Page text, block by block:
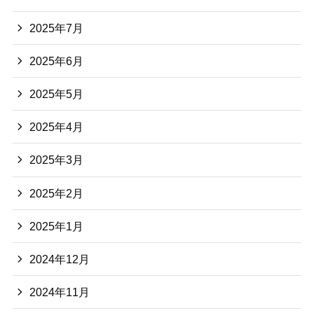
2025年7月
2025年6月
2025年5月
2025年4月
2025年3月
2025年2月
2025年1月
2024年12月
2024年11月